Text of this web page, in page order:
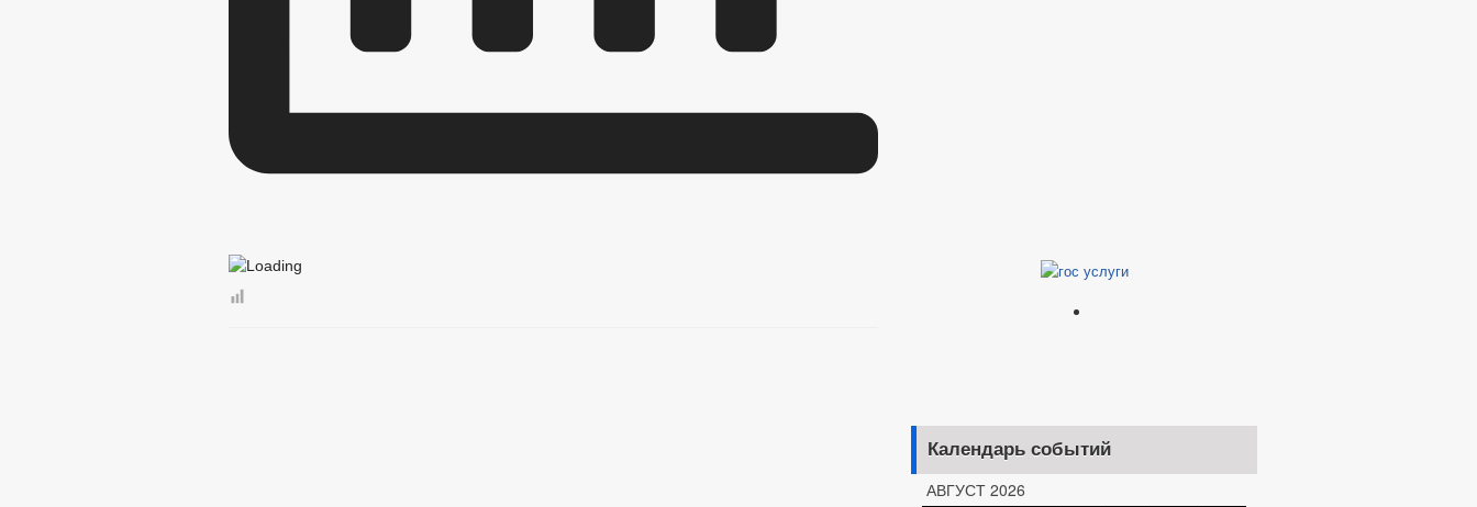
Календарь событий
АВГУСТ 2026